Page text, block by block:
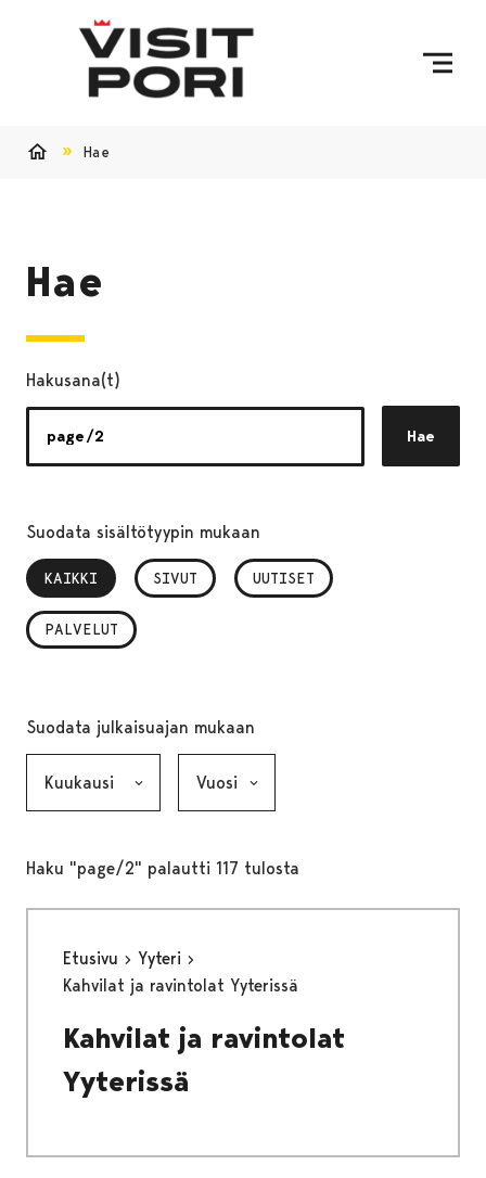
Hae
Hae
Hakusana(t)
Hae
Suodata sisältötyypin mukaan
KAIKKI
, VALITTU SIVUT UUTISET
PALVELUT
Suodata julkaisuajan mukaan
Haku "page/2" palautti 117 tulosta
Etusivu
Yyteri
Kahvilat ja ravintolat Yyterissä
Kahvilat ja ravintolat
Yyterissä